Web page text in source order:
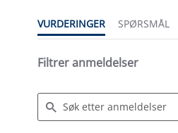
VURDERINGER
SPØRSMÅL
Filtrer anmeldelser